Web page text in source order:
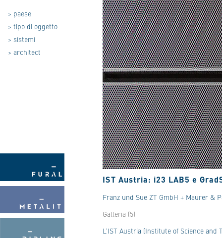
> paese
> tipo di oggetto
> sistemi
> architect
IST Austria: i23 LAB5 e
Franz und Sue ZT GmbH + Maurer &
Galleria (5)
L’IST Austria (Institute of Science